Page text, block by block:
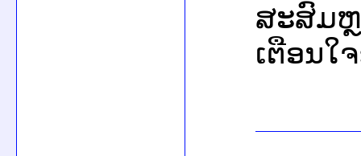
ສະສົມຫຼ
ເຕືອນໃ